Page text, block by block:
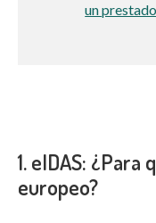
un
1. eIDAS:
europeo?